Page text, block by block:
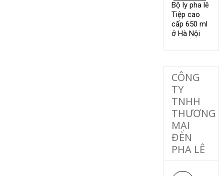
Bộ ly pha lê
Tiệp cao
cấp 650 ml
ở Hà Nội
CÔNG
TY
TNHH
THƯƠNG
MẠI
ĐÈN
PHA LÊ